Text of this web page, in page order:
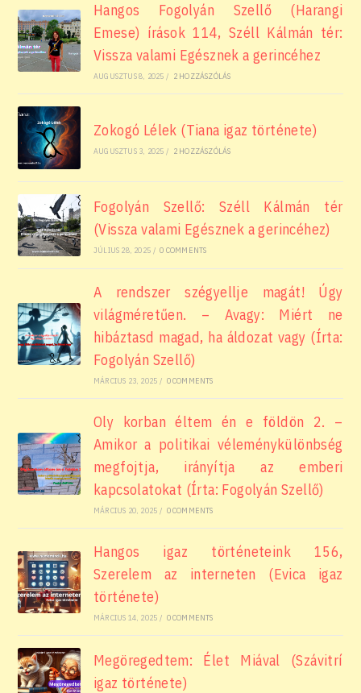
Hangos Fogolyán Szellő (Harangi
Emese) írások 114, Széll Kálmán tér:
Vissza valami Egésznek a gerincéhez
AUGUSZTUS 8, 2025 / 2 HOZZÁSZÓLÁS
Zokogó Lélek (Tiana igaz története)
AUGUSZTUS 3, 2025 / 2 HOZZÁSZÓLÁS
Fogolyán Szellő: Széll Kálmán tér
(Vissza valami Egésznek a gerincéhez)
JÚLIUS 28, 2025 / 0 COMMENTS
A rendszer szégyellje magát! Úgy
világméretűen. – Avagy: Miért ne
hibáztasd magad, ha áldozat vagy (Írta:
Fogolyán Szellő)
MÁRCIUS 23, 2025 / 0 COMMENTS
Oly korban éltem én e földön 2. –
Amikor a politikai véleménykülönbség
megfojtja, irányítja az emberi
kapcsolatokat (Írta: Fogolyán Szellő)
MÁRCIUS 20, 2025 / 0 COMMENTS
Hangos igaz történeteink 156,
Szerelem az interneten (Evica igaz
története)
MÁRCIUS 14, 2025 / 0 COMMENTS
Megöregedtem: Élet Miával (Szávitrí
igaz története)